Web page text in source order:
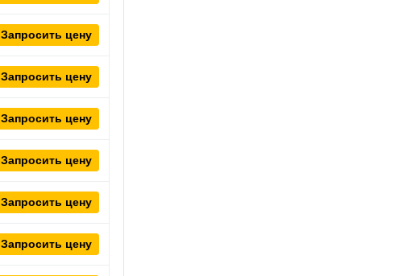
Запросить цену
Запросить цену
Запросить цену
Запросить цену
Запросить цену
Запросить цену